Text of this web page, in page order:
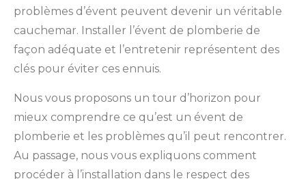
problèmes d’évent peuvent devenir un véritable
cauchemar. Installer l’évent de plomberie de
façon adéquate et l’entretenir représentent des
clés pour éviter ces ennuis.
Nous vous proposons un tour d’horizon pour
mieux comprendre ce qu’est un évent de
plomberie et les problèmes qu’il peut rencontrer.
Au passage, nous vous expliquons comment
procéder à l’installation dans le respect des